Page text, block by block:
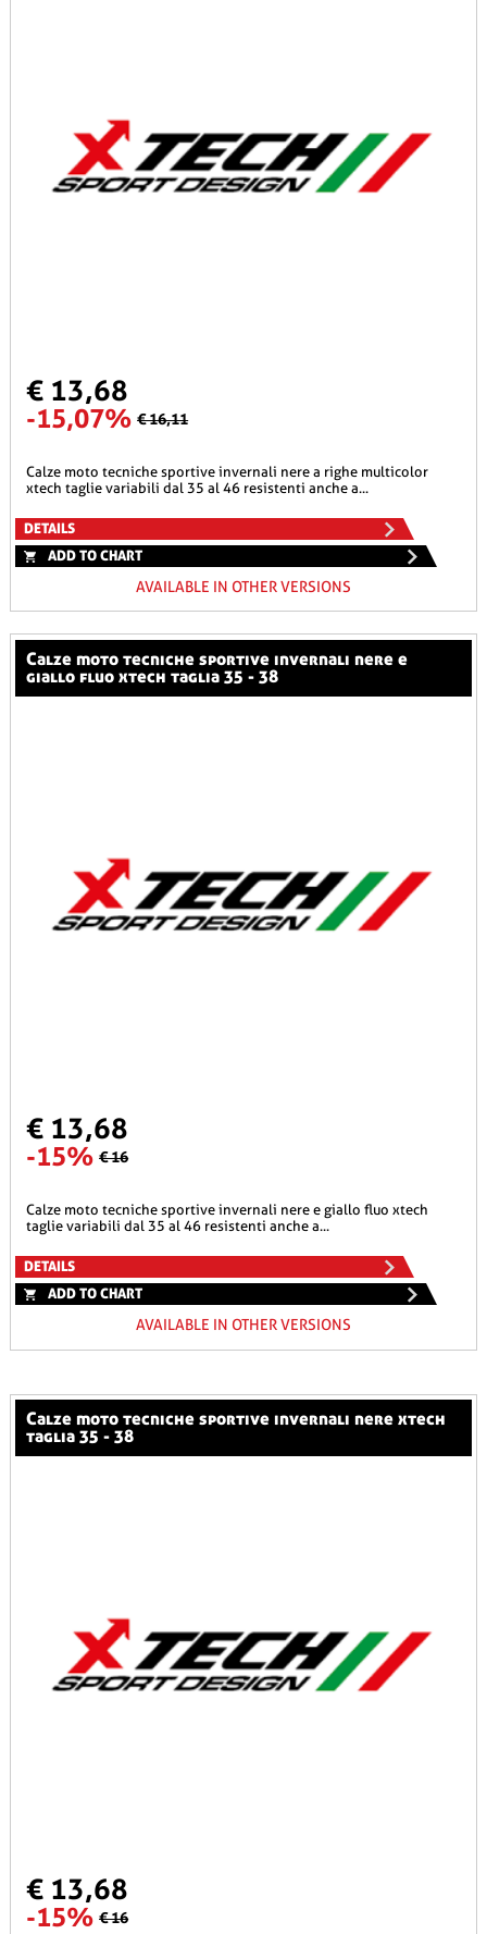
€ 13,68
-15,07% € 16,11
calze moto tecniche sportive invernali nere a righe multicolor
xtech taglie variabili dal 35 al 46 resistenti anche a...
DETAILS
ADD TO CHART
AVAILABLE IN OTHER VERSIONS
calze moto tecniche sportive invernali nere e
giallo fluo xtech taglia 35 - 38
€ 13,68
-15% € 16
calze moto tecniche sportive invernali nere e giallo fluo xtech
taglie variabili dal 35 al 46 resistenti anche a...
DETAILS
ADD TO CHART
AVAILABLE IN OTHER VERSIONS
calze moto tecniche sportive invernali nere xtech
taglia 35 - 38
€ 13,68
-15% € 16